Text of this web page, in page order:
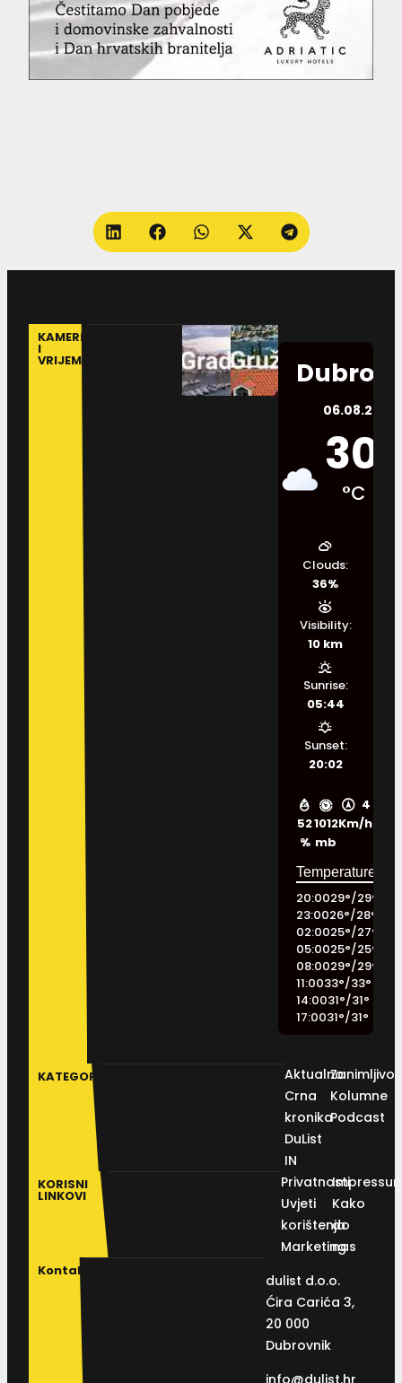
KAMERE
I
VRIJEME
06.08.2026.
30
°C
52
%
1012
mb
4
Km/h
Clouds:
36%
Visibility:
10 km
Sunrise:
05:44
Sunset:
20:02
20:0029°/29°
23:0026°/28°
02:0025°/27°
05:0025°/25°
08:0029°/29°
11:0033°/33°
14:0031°/31°
17:0031°/31°
KATEGORIJE
Aktualno
Crna
kronika
DuList
IN
Kolumne
Podcast
KORISNI
LINKOVI
Privatnosti
Uvjeti
korištenja
Marketing
Kako
do
nas
Kontakt
dulist d.o.o.
Ćira Carića 3,
20 000
Dubrovnik
info@dulist.hr